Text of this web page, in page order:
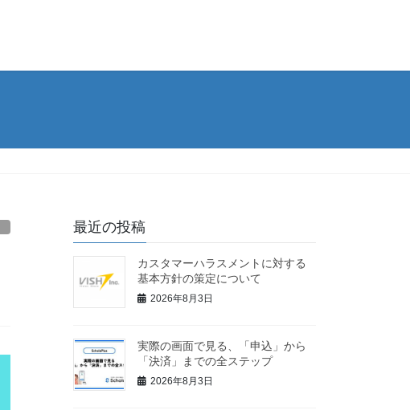
最近の投稿
カスタマーハラスメントに対する
基本方針の策定について
2026年8月3日
実際の画面で見る、「申込」から
「決済」までの全ステップ
2026年8月3日